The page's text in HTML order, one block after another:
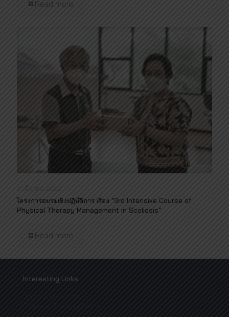
Read more
21 มีนาคม 2022
โครงการอบรมเชิงปฏิบัติการ เรื่อง “3rd Intensive Course of
Physical Therapy Management in Scoliosis”
Read more
Interesting Links